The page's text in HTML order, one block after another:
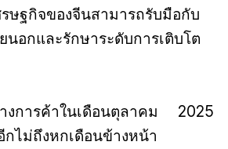
รษฐกิจของจีนสามารถรับมือกับ
นอกและรักษาระดับการเติบโต
งการค้าในเดือนตุลาคม 2025
กไม่ถึงหกเดือนข้างหน้า